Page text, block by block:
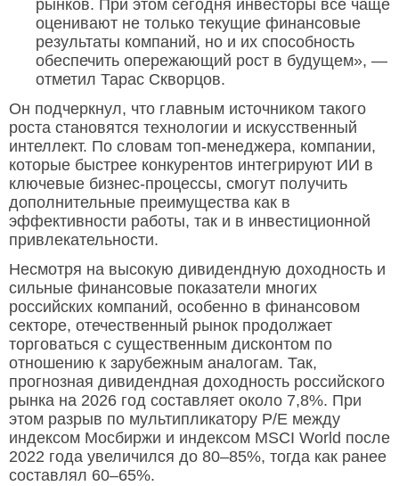
рынков. При этом сегодня инвесторы всё чаще
оценивают не только текущие финансовые
результаты компаний, но и их способность
обеспечить опережающий рост в будущем», —
отметил Тарас Скворцов.
Он подчеркнул, что главным источником такого
роста становятся технологии и искусственный
интеллект. По словам топ-менеджера, компании,
которые быстрее конкурентов интегрируют ИИ в
ключевые бизнес-процессы, смогут получить
дополнительные преимущества как в
эффективности работы, так и в инвестиционной
привлекательности.
Несмотря на высокую дивидендную доходность и
сильные финансовые показатели многих
российских компаний, особенно в финансовом
секторе, отечественный рынок продолжает
торговаться с существенным дисконтом по
отношению к зарубежным аналогам. Так,
прогнозная дивидендная доходность российского
рынка на 2026 год составляет около 7,8%. При
этом разрыв по мультипликатору P/E между
индексом Мосбиржи и индексом MSCI World после
2022 года увеличился до 80–85%, тогда как ранее
составлял 60–65%.